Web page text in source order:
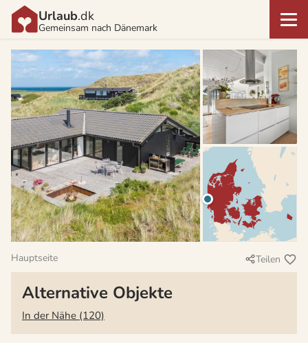
Urlaub.dk
Gemeinsam nach Dänemark
Hauptseite Teilen
Alternative Objekte
In der Nähe (120)